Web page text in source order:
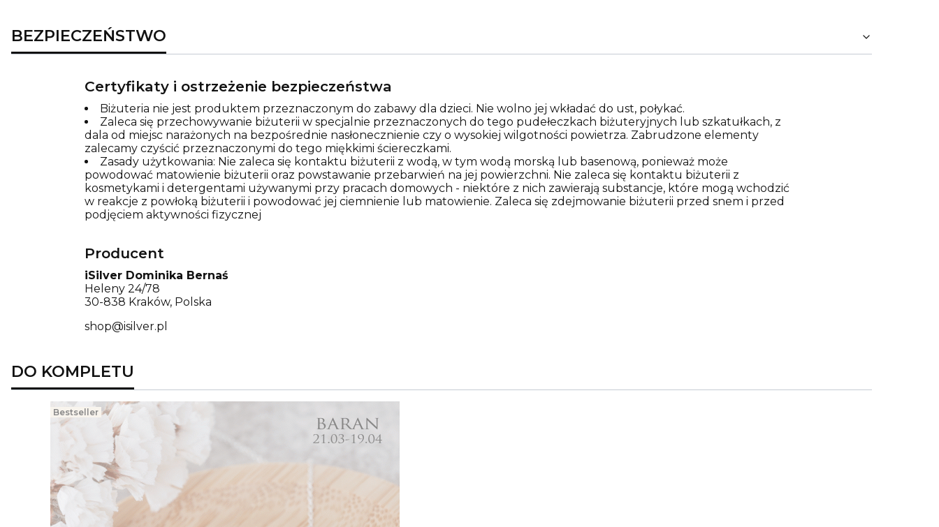
BEZPIECZEŃSTWO
Certyfikaty i ostrzeżenie bezpieczeństwa
Biżuteria nie jest produktem przeznaczonym do zabawy dla dzieci. Nie wolno jej wkładać do ust, połykać.
Zaleca się przechowywanie biżuterii w specjalnie przeznaczonych do tego pudełeczkach biżuteryjnych lub szkatułkach, z
dala od miejsc narażonych na bezpośrednie nasłonecznienie czy o wysokiej wilgotności powietrza. Zabrudzone elementy
zalecamy czyścić przeznaczonymi do tego miękkimi ściereczkami.
Zasady użytkowania: Nie zaleca się kontaktu biżuterii z wodą, w tym wodą morską lub basenową, ponieważ może
powodować matowienie biżuterii oraz powstawanie przebarwień na jej powierzchni. Nie zaleca się kontaktu biżuterii z
kosmetykami i detergentami używanymi przy pracach domowych - niektóre z nich zawierają substancje, które mogą wchodzić
w reakcje z powłoką biżuterii i powodować jej ciemnienie lub matowienie. Zaleca się zdejmowanie biżuterii przed snem i przed
podjęciem aktywności fizycznej
Producent
iSilver Dominika Bernaś
Heleny 24/78
30-838 Kraków, Polska
shop@isilver.pl
DO KOMPLETU
Bestseller